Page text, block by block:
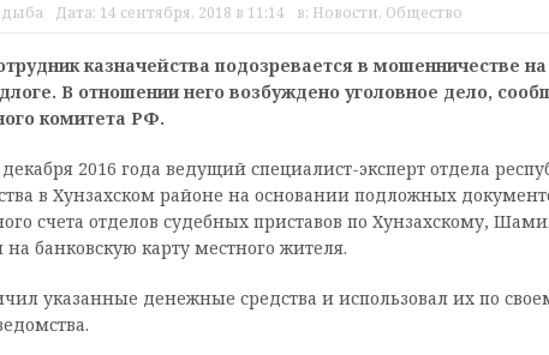
Дата: 14 сентября, 2018 в 11:14 в: Новости, Общество
казначейства подозревается в мошенничестве
В отношении него возбуждено уголовное дело,
комитета РФ.
2016 года ведущий специалист-эксперт отдела
в Хунзахском районе на основании подложных
счета отделов судебных приставов по Хунзахскому,
банковскую карту местного жителя.
указанные денежные средства и использовал их по